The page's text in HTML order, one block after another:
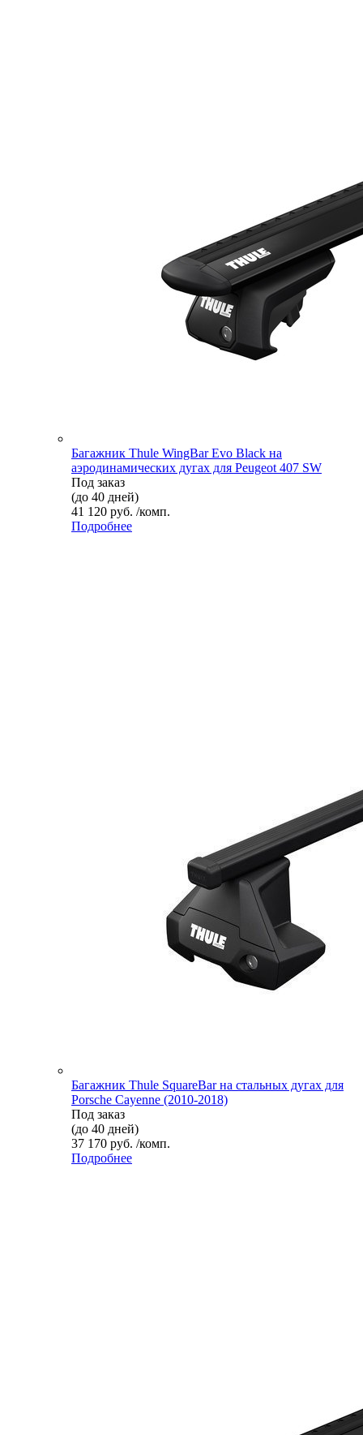
Багажник Thule WingBar Evo Black на
аэродинамических дугах для Peugeot 407 SW
Под заказ
(до 40 дней)
41 120 руб. /комп.
Подробнее
Багажник Thule SquareBar на стальных дугах для
Porsche Cayenne (2010-2018)
Под заказ
(до 40 дней)
37 170 руб. /комп.
Подробнее